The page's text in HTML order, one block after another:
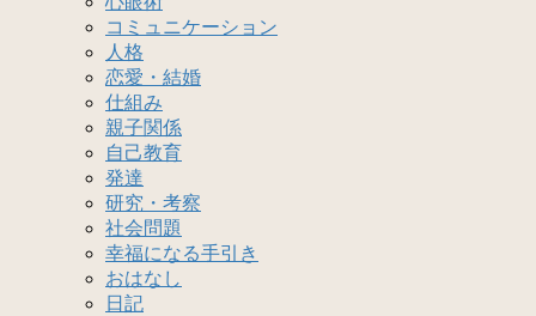
コミュニケーション
人格
恋愛・結婚
仕組み
親子関係
自己教育
発達
研究・考察
社会問題
幸福になる手引き
おはなし
日記